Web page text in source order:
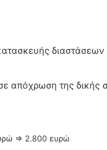
απόχρωση της δικής
⇒ 2.800 ευρώ